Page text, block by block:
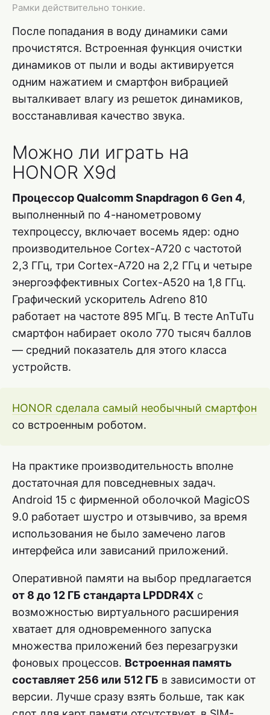
Рамки действительно тонкие.
После попадания в воду динамики сами
прочистятся. Встроенная функция очистки
динамиков от пыли и воды активируется
одним нажатием и смартфон вибрацией
выталкивает влагу из решеток динамиков,
восстанавливая качество звука.
Можно ли играть на
HONOR X9d
Процессор Qualcomm Snapdragon 6 Gen 4,
выполненный по 4-нанометровому
техпроцессу, включает восемь ядер: одно
производительное Cortex-A720 с частотой
2,3 ГГц, три Cortex-A720 на 2,2 ГГц и четыре
энергоэффективных Cortex-A520 на 1,8 ГГц.
Графический ускоритель Adreno 810
работает на частоте 895 МГц. В тесте AnTuTu
смартфон набирает около 770 тысяч баллов
— средний показатель для этого класса
устройств.
HONOR сделала самый необычный смартфон
со встроенным роботом.
На практике производительность вполне
достаточная для повседневных задач.
Android 15 с фирменной оболочкой MagicOS
9.0 работает шустро и отзывчиво, за время
использования не было замечено лагов
интерфейса или зависаний приложений.
Оперативной памяти на выбор предлагается
от 8 до 12 ГБ стандарта LPDDR4X с
возможностью виртуального расширения
хватает для одновременного запуска
множества приложений без перезагрузки
фоновых процессов. Встроенная память
составляет 256 или 512 ГБ в зависимости от
версии. Лучше сразу взять больше, так как